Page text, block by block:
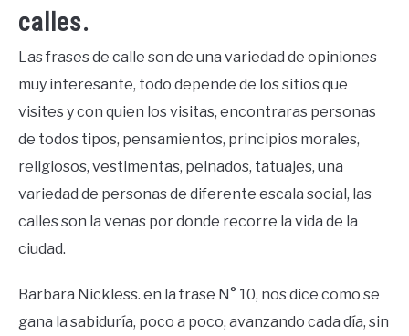
calles.
Las frases de calle son de una variedad de opiniones
muy interesante, todo depende de los sitios que
visites y con quien los visitas, encontraras personas
de todos tipos, pensamientos, principios morales,
religiosos, vestimentas, peinados, tatuajes, una
variedad de personas de diferente escala social, las
calles son la venas por donde recorre la vida de la
ciudad.
Barbara Nickless. en la frase N° 10, nos dice como se
gana la sabiduría, poco a poco, avanzando cada día, sin